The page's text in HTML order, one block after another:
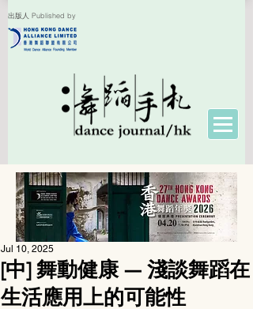
出版人 Published by
[中] 舞動健康 — 淺談舞蹈在
生活應用上的可能性
Jul 10, 2025